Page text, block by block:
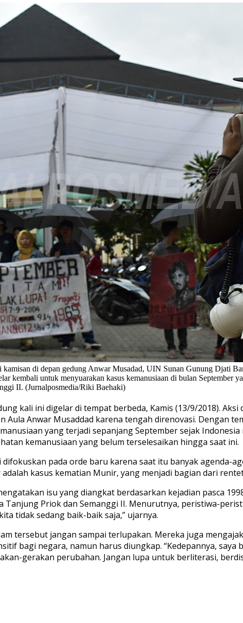
di depan gedung Anwar Musadad, UIN Sunan Gunung Djati
kembali untuk menyuarakan kasus kemanusiaan di bulan September
II. (Jurnalposmedia/Riki Baehaki)
kali ini digelar di tempat berbeda, Kamis (13/9/2018).
Anwar Musaddad karena tengah direnovasi. Dengan
yang terjadi sepanjang September sejak
kemanusiaan yang belum terselesaikan hingga saat ini.
pada orde baru karena saat itu banyak agenda-
kasus kematian Munir, yang menjadi bagian dari
isu yang diangkat berdasarkan kejadian pasca
Tanjung Priok dan Semanggi II. Menurutnya, peristiwa-
tidak sedang baik-baik saja,” ujarnya.
tersebut jangan sampai terlupakan. Mereka juga
bagi negara, namun harus diungkap. “Kedepannya,
gerakan perubahan. Jangan lupa untuk berliterasi,